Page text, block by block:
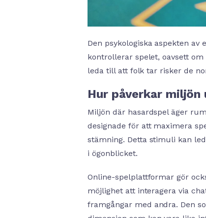
Den psykologiska aspekten
kontrollerar spelet, oavsett
leda till att folk tar risker de
Hur påverkar miljön
Miljön där hasardspel äger
designade för att maximera
stämning. Detta stimuli kan
i ögonblicket.
Online-spelplattformar gör
möjlighet att interagera via
framgångar med andra. Den